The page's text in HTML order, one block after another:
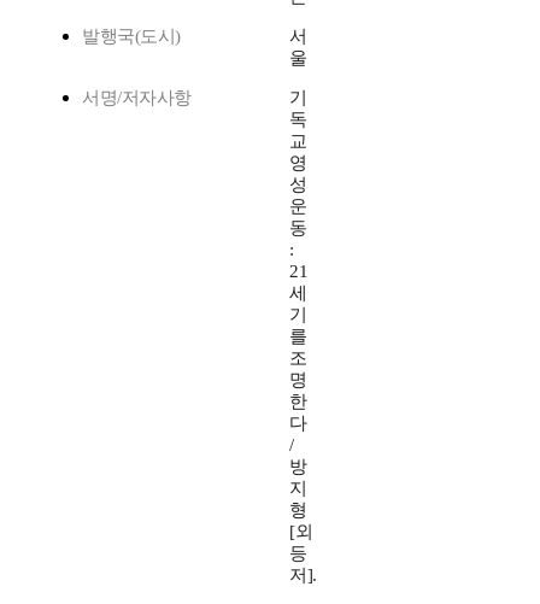
발행국(도시)
서
울
서명/저자사항
기
독
교
영
성
운
동
:
21
세
기
를
조
명
한
다
/
방
지
형
[외
등
저].